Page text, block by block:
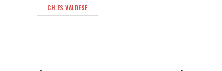
CHIES VALDESE